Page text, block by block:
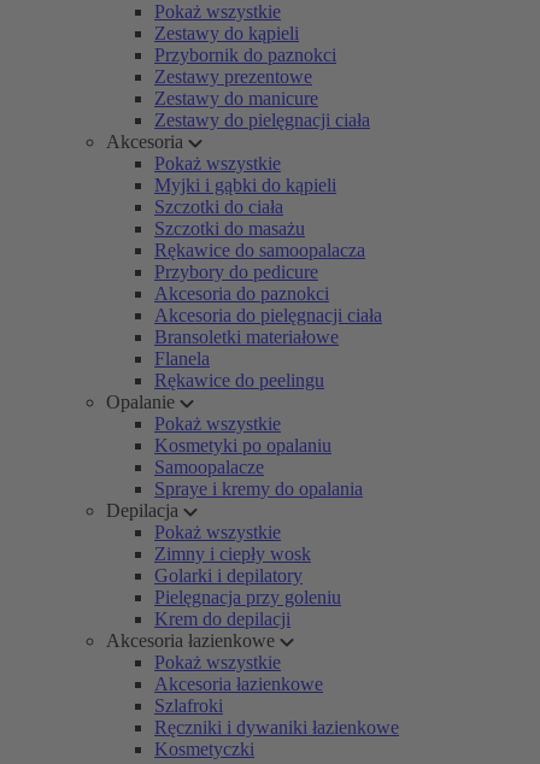
Pokaż wszystkie
Zestawy do kąpieli
Przybornik do paznokci
Zestawy prezentowe
Zestawy do manicure
Zestawy do pielęgnacji ciała
Akcesoria
Pokaż wszystkie
Myjki i gąbki do kąpieli
Szczotki do ciała
Szczotki do masażu
Rękawice do samoopalacza
Przybory do pedicure
Akcesoria do paznokci
Akcesoria do pielęgnacji ciała
Bransoletki materiałowe
Flanela
Rękawice do peelingu
Opalanie
Pokaż wszystkie
Kosmetyki po opalaniu
Samoopalacze
Spraye i kremy do opalania
Depilacja
Pokaż wszystkie
Zimny i ciepły wosk
Golarki i depilatory
Pielęgnacja przy goleniu
Krem do depilacji
Akcesoria łazienkowe
Pokaż wszystkie
Akcesoria łazienkowe
Szlafroki
Ręczniki i dywaniki łazienkowe
Kosmetyczki